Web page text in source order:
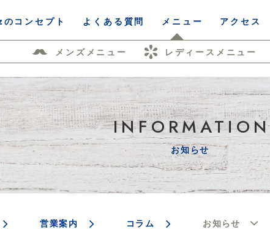
コンセプト よくある質問 メニュー
メンズメニュー レディースメニュー
アクセス
INFORMATION
お知らせ
営業案内 コラム お知らせ